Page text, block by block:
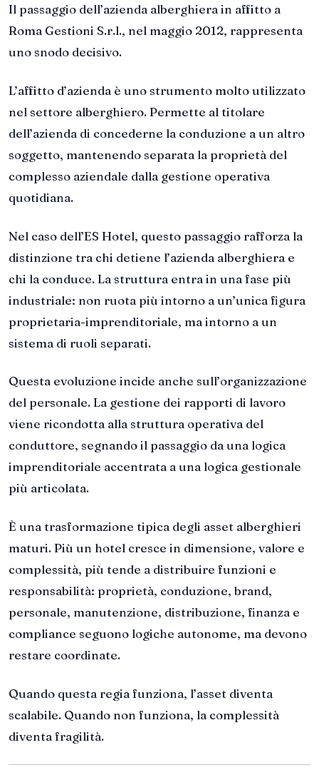
Il passaggio dell’azienda alberghiera in affitto a
Roma Gestioni S.r.l., nel maggio 2012, rappresenta
uno snodo decisivo.
L’affitto d’azienda è uno strumento molto utilizzato
nel settore alberghiero. Permette al titolare
dell’azienda di concederne la conduzione a un altro
soggetto, mantenendo separata la proprietà del
complesso aziendale dalla gestione operativa
quotidiana.
Nel caso dell’ES Hotel, questo passaggio rafforza la
distinzione tra chi detiene l’azienda alberghiera e
chi la conduce. La struttura entra in una fase più
industriale: non ruota più intorno a un’unica figura
proprietaria-imprenditoriale, ma intorno a un
sistema di ruoli separati.
Questa evoluzione incide anche sull’organizzazione
del personale. La gestione dei rapporti di lavoro
viene ricondotta alla struttura operativa del
conduttore, segnando il passaggio da una logica
imprenditoriale accentrata a una logica gestionale
più articolata.
È una trasformazione tipica degli asset alberghieri
maturi. Più un hotel cresce in dimensione, valore e
complessità, più tende a distribuire funzioni e
responsabilità: proprietà, conduzione, brand,
personale, manutenzione, distribuzione, finanza e
compliance seguono logiche autonome, ma devono
restare coordinate.
Quando questa regia funziona, l’asset diventa
scalabile. Quando non funziona, la complessità
diventa fragilità.